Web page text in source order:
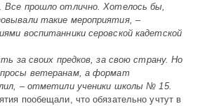
прошло отлично. Хотелось бы,
такие мероприя­тия, –
воспитанники серовской кадетской
за своих предков, за свою страну. Но
ветеранам, а формат
– отметили ученики школы № 15.
пообещали, что обязательно учтут в